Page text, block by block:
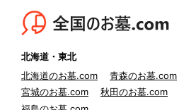
北海道・東北
北海道のお墓.com
青森のお墓.com
宮城のお墓.com
秋田のお墓.com